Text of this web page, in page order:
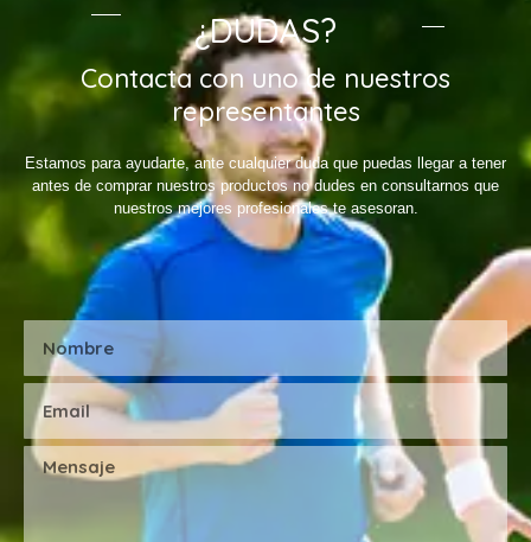
¿DUDAS?
Contacta con uno de nuestros
representantes
Estamos para ayudarte, ante cualquier duda que puedas llegar a tener
antes de comprar nuestros productos no dudes en consultarnos que
nuestros mejores profesionales te asesoran.